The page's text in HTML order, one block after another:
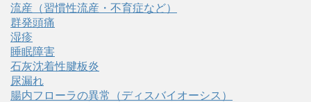
流産（習慣性流産・不育症など）
群発頭痛
湿疹
睡眠障害
石灰沈着性腱板炎
尿漏れ
腸内フローラの異常（ディスバイオーシス）